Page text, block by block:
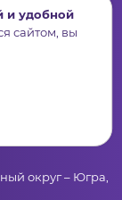
округ – Югра,
и удобной
сайтом, вы